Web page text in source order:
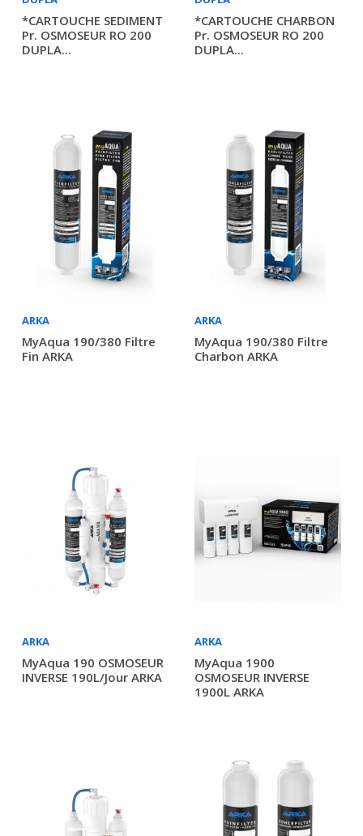
*CARTOUCHE SEDIMENT
Pr. OSMOSEUR RO 200
DUPLA...
*CARTOUCHE CHARBON
Pr. OSMOSEUR RO 200
DUPLA...
ARKA
MyAqua 190/380 Filtre
Fin ARKA
ARKA
MyAqua 190/380 Filtre
Charbon ARKA
ARKA
MyAqua 190 OSMOSEUR
INVERSE 190L/jour ARKA
ARKA
MyAqua 1900
OSMOSEUR INVERSE
1900L ARKA